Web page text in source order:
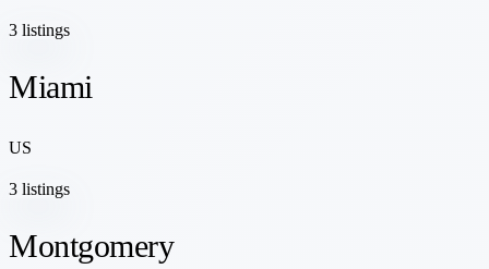
3 listings
Miami
US
3 listings
Montgomery